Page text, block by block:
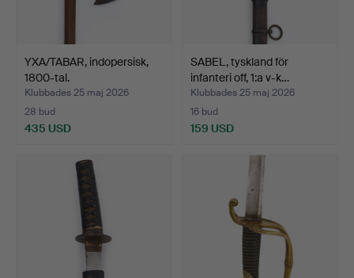
YXA/TABAR, indopersisk,
1800-tal.
Klubbades 25 maj 2026
28 bud
435 USD
SABEL, tyskland för
infanteri off, 1:a v-k…
Klubbades 25 maj 2026
16 bud
159 USD